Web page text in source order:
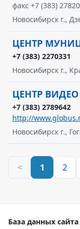
факс +7 (383)
Новосибирск г.,
ЦЕНТР
+7 (383) 2270331
Новосибирск г.,
ЦЕНТР
+7 (383) 2789642
http://
Новосибирск г.,
< 1 2
База данных